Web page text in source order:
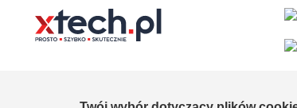
Created by:it.xtech.pl - Software House dla